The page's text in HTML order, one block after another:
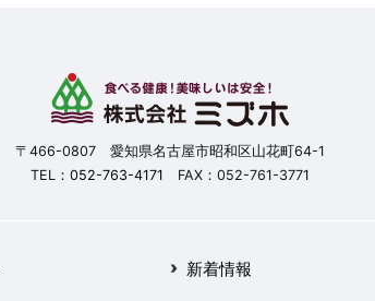
〒466-0807 愛知県名古屋市昭和区山花町64-1
TEL： 052-763-4171 FAX：052-761-3771
新着情報